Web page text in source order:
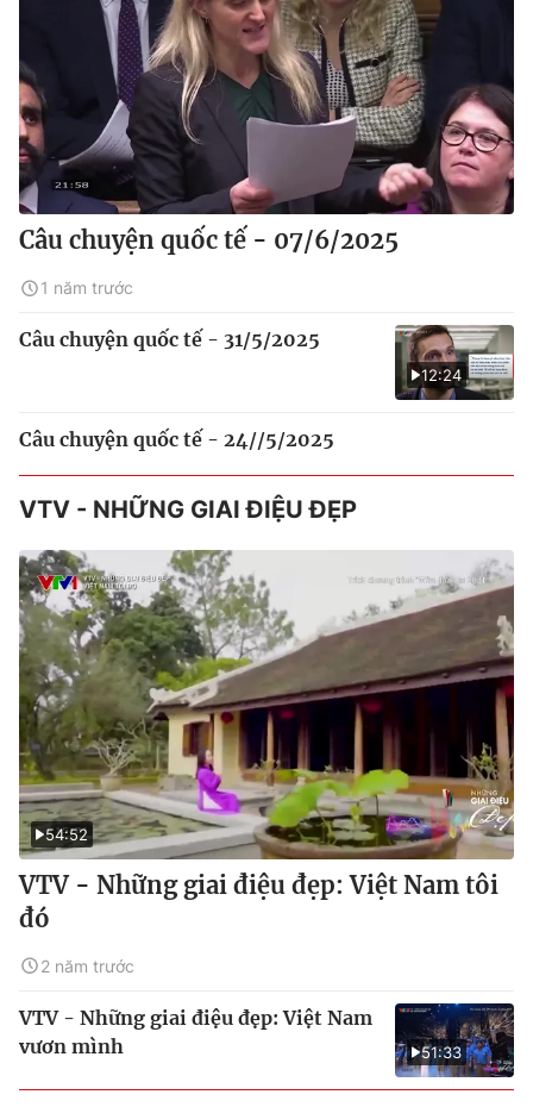
Câu chuyện quốc tế - 07/6/2025
1 năm trước
12:24
Câu chuyện quốc tế - 31/5/2025
Câu chuyện quốc tế - 24//5/2025
VTV - NHỮNG GIAI ĐIỆU ĐẸP
54:52
VTV - Những giai điệu đẹp: Việt Nam tôi
đó
2 năm trước
51:33
VTV - Những giai điệu đẹp: Việt Nam
vươn mình